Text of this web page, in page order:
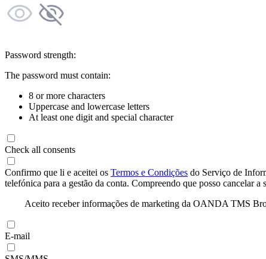
Password strength:
The password must contain:
8 or more characters
Uppercase and lowercase letters
At least one digit and special character
Check all consents
Confirmo que li e aceitei os Termos e Condições do Serviço de
telefónica para a gestão da conta. Compreendo que posso cancelar
Aceito receber informações de marketing da OANDA TMS
E-mail